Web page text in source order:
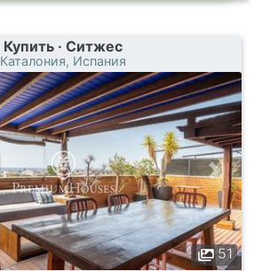
Купить · Ситжес
Каталония, Испания
51